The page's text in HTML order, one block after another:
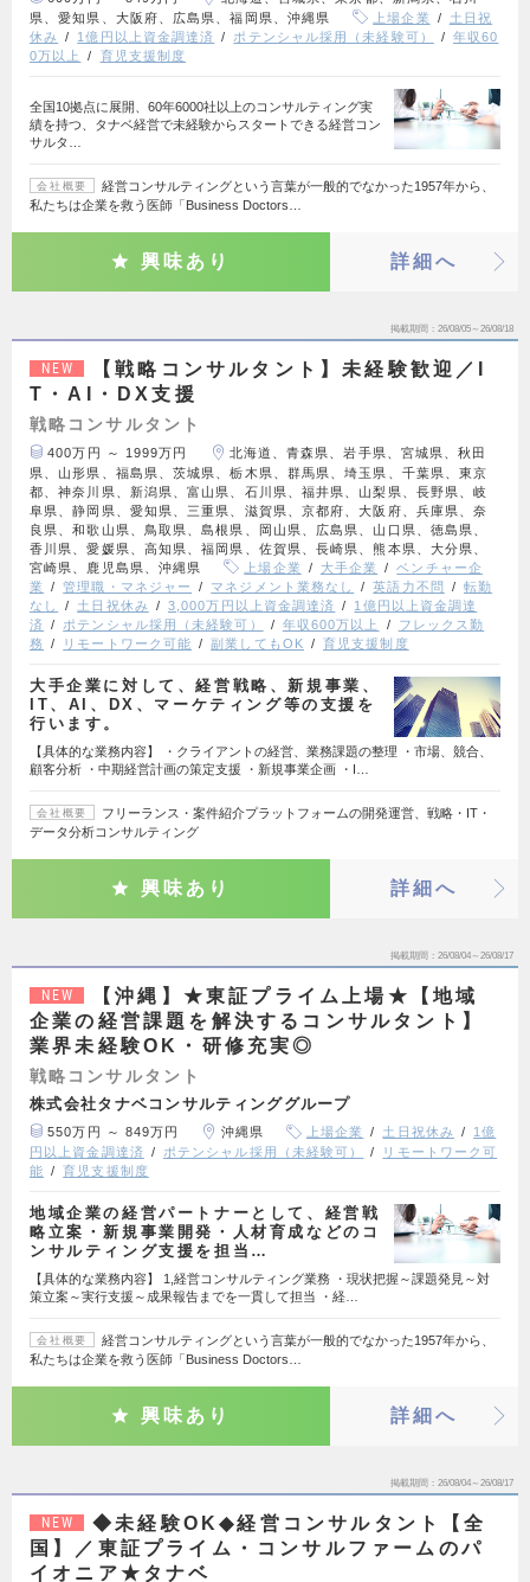
県、愛知県、大阪府、広島県、福岡県、沖縄県
上場企業
土日祝
休み
1億円以上資金調達済 ポテンシャル採用（未経験可）
年収60
0万以上
育児支援制度
全国10拠点に展開、60年6000社以上のコンサルティング実
績を持つ、タナベ経営で未経験からスタートできる経営コン
サルタ…
会社概要
経営コンサルティングという言葉が一般的でなかった1957年から、
私たちは企業を救う医師「Business Doctors…
興味あり 詳細へ
掲載期間 26/08/05～26/08/18
NEW
【戦略コンサルタント】未経験歓迎／I
T・AI・DX支援
戦略コンサルタント
400万円 ～ 1999万円
北海道、青森県、岩手県、宮城県、秋田
県、山形県、福島県、茨城県、栃木県、群馬県、埼玉県、千葉県、東京
都、神奈川県、新潟県、富山県、石川県、福井県、山梨県、長野県、岐
阜県、静岡県、愛知県、三重県、滋賀県、京都府、大阪府、兵庫県、奈
良県、和歌山県、鳥取県、島根県、岡山県、広島県、山口県、徳島県、
香川県、愛媛県、高知県、福岡県、佐賀県、長崎県、熊本県、大分県、
宮崎県、鹿児島県、沖縄県
上場企業 大手企業
ベンチャー企
業
管理職・マネジャー マネジメント業務なし 英語力不問
転勤
なし
土日祝休み 3,000万円以上資金調達済
1億円以上資金調達
済
ポテンシャル採用（未経験可） 年収600万以上
フレックス勤
務
リモートワーク可能 副業してもOK 育児支援制度
大手企業に対して、経営戦略、新規事業、
IT、AI、DX、マーケティング等の支援を
行います。
【具体的な業務内容】 ・クライアントの経営、業務課題の整理 ・市場、競合、
顧客分析 ・中期経営計画の策定支援 ・新規事業企画 ・I…
会社概要
フリーランス・案件紹介プラットフォームの開発運営、戦略・IT・
データ分析コンサルティング
興味あり 詳細へ
掲載期間 26/08/04～26/08/17
NEW
【沖縄】★東証プライム上場★【地域
企業の経営課題を解決するコンサルタント】
業界未経験OK・研修充実◎
戦略コンサルタント
株式会社タナベコンサルティンググループ
550万円 ～ 849万円 沖縄県 上場企業 土日祝休み
1億
円以上資金調達済
ポテンシャル採用（未経験可）
リモートワーク可
能
育児支援制度
地域企業の経営パートナーとして、経営戦
略立案・新規事業開発・人材育成などのコ
ンサルティング支援を担当…
【具体的な業務内容】 1,経営コンサルティング業務 ・現状把握～課題発見～対
策立案～実行支援～成果報告までを一貫して担当 ・経…
会社概要
経営コンサルティングという言葉が一般的でなかった1957年から、
私たちは企業を救う医師「Business Doctors…
興味あり 詳細へ
掲載期間 26/08/04～26/08/17
NEW
◆未経験OK◆経営コンサルタント【全
国】／東証プライム・コンサルファームのパ
イオニア★タナベ